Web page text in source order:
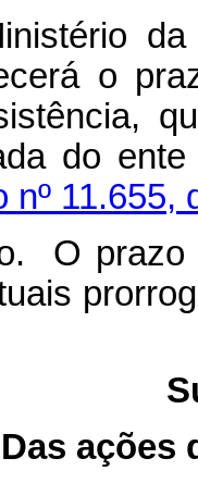
da
o
do
nº 11.655,
O
Das ações